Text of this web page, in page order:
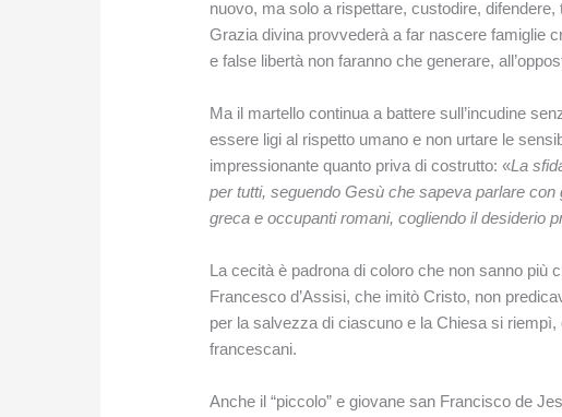
nuovo, ma solo a rispettare, custodire,
Grazia divina provvederà a far nascere famiglie
e false libertà non faranno che generare,
Ma il martello continua a battere sull’incudine
essere ligi al rispetto umano e non urtare le
impressionante quanto priva di costrutto: «La
per tutti, seguendo Gesù che sapeva parlare
greca e occupanti romani, cogliendo il desiderio
La cecità è padrona di coloro che non sanno più
Francesco d’Assisi, che imitò Cristo, non
per la salvezza di ciascuno e la Chiesa si
francescani.
Anche il “piccolo” e giovane san Francisco de